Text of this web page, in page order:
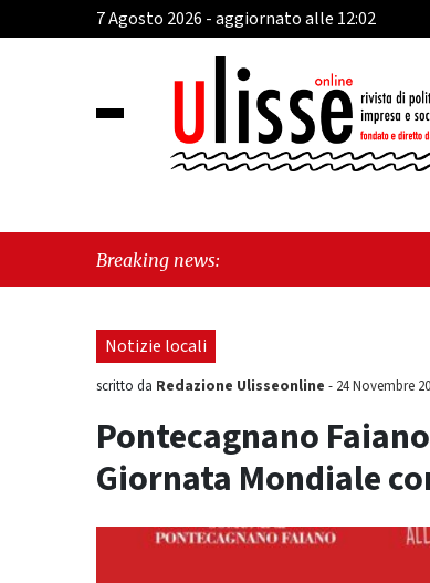
7 Agosto 2026 - aggiornato alle 12:02
Breaking news:
Notizie locali
scritto da Redazione Ulisseonline - 24 Novembre
Pontecagnano
Giornata Mondiale